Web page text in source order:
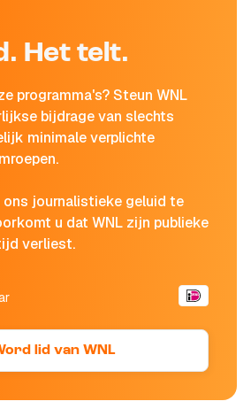
Het telt.
programma's? Steun WNL
bijdrage van slechts
minimale verplichte
ons journalistieke geluid te
u dat WNL zijn publieke
verliest.
lid van WNL